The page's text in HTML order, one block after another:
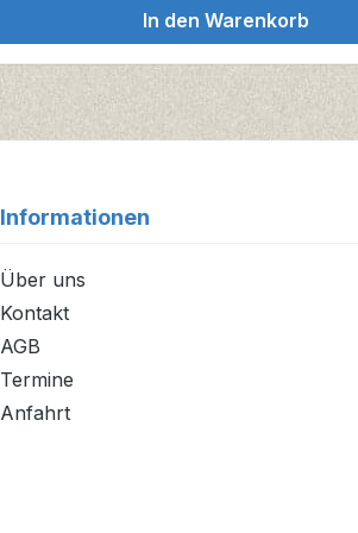
In den Warenkorb
Informationen
Über uns
Kontakt
AGB
Termine
Anfahrt